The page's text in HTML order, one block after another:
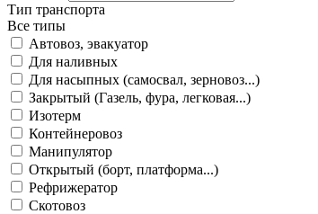
Тип транспорта
Все типы
Автовоз, эвакуатор
Для наливных
Для насыпных (самосвал, зерновоз...)
Закрытый (Газель, фура, легковая...)
Изотерм
Контейнеровоз
Манипулятор
Открытый (борт, платформа...)
Рефрижератор
Скотовоз